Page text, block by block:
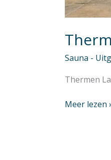
Sauna -
Thermen
Meer lezen